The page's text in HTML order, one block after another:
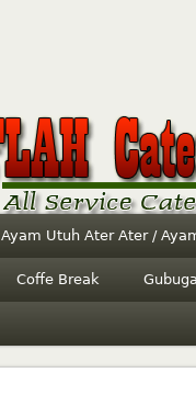
Ayam Utuh Ater Ater /
Coffe Break